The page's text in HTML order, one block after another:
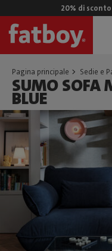
20% di
Pagina principale Sedie e
SUMO SOFA
BLUE